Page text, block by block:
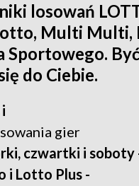
losowań
Multi Multi,
do Ciebie.
gier
czwartki i soboty
i Lotto Plus -